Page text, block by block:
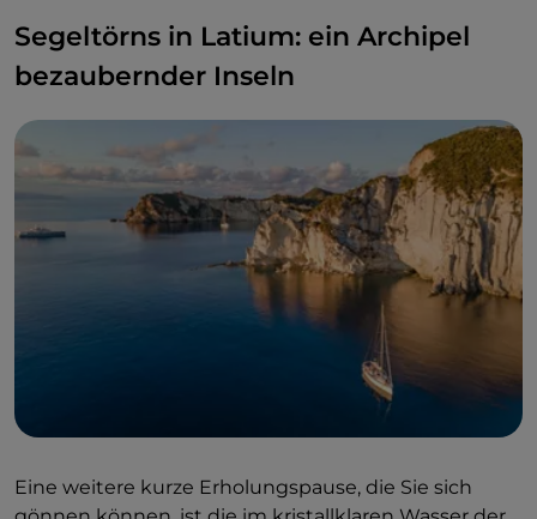
Segeltörns in Latium: ein Archipel
bezaubernder Inseln
Eine weitere kurze Erholungspause, die Sie sich